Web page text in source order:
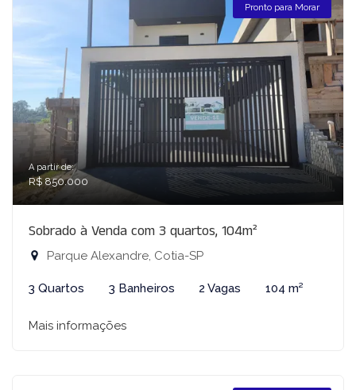
Pronto para Morar
A partir de:
R$ 850.000
Sobrado à Venda com 3 quartos, 104m²
Parque Alexandre, Cotia-SP
3 Quartos 3 Banheiros 2 Vagas 104 m²
Mais informações